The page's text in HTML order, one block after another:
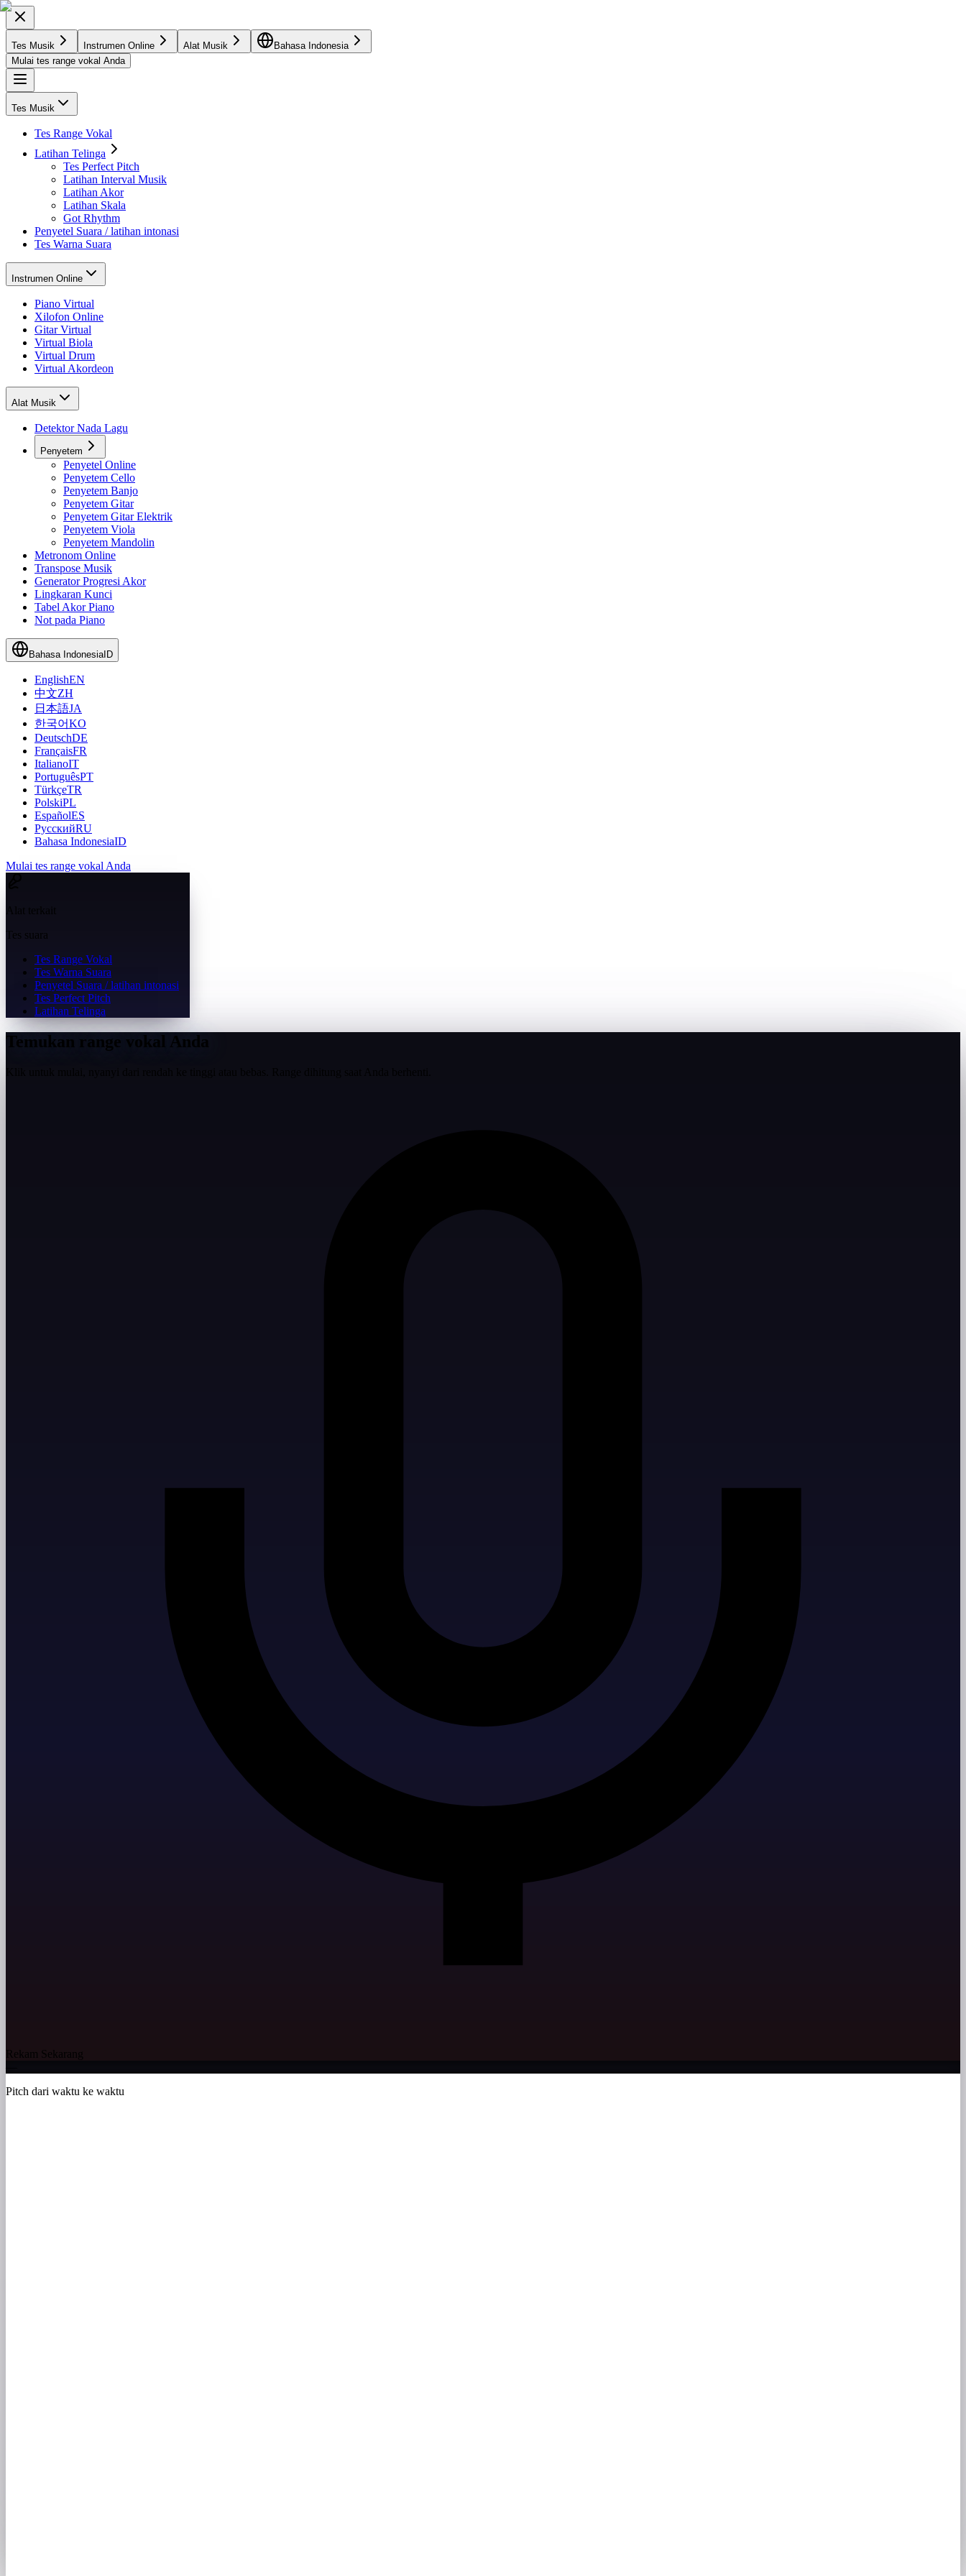
Tes Musik Instrumen Online Alat Musik
Bahasa Indonesia
Mulai tes range vokal Anda
Tes Musik
Tes Range Vokal
Latihan Telinga
Tes Perfect Pitch
Latihan Interval Musik
Latihan Akor
Latihan Skala
Got Rhythm
Penyetel Suara / latihan intonasi
Tes Warna Suara
Instrumen Online
Piano Virtual
Xilofon Online
Gitar Virtual
Virtual Biola
Virtual Drum
Virtual Akordeon
Alat Musik
Detektor Nada Lagu
Penyetem
Penyetel Online
Penyetem Cello
Penyetem Banjo
Penyetem Gitar
Penyetem Gitar Elektrik
Penyetem Viola
Penyetem Mandolin
Metronom Online
Transpose Musik
Generator Progresi Akor
Lingkaran Kunci
Tabel Akor Piano
Not pada Piano
Bahasa IndonesiaID
EnglishEN
中文ZH
日本語JA
한국어KO
DeutschDE
FrançaisFR
ItalianoIT
PortuguêsPT
TürkçeTR
PolskiPL
EspañolES
РусскийRU
Bahasa IndonesiaID
Mulai tes range vokal Anda
Alat terkait
Tes suara
Tes Range Vokal
Tes Warna Suara
Penyetel Suara / latihan intonasi
Tes Perfect Pitch
Latihan Telinga
Temukan range vokal Anda
Rekam Sekarang
Pitch dari waktu ke waktu